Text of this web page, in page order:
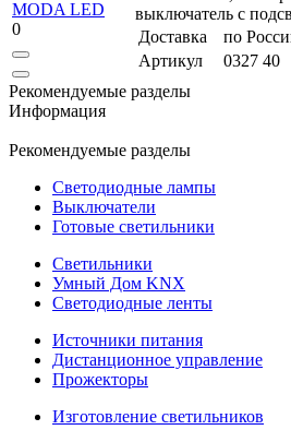
0
выключатель с
Доставка
по
Артикул
0327 40
Рекомендуемые разделы
Информация
Рекомендуемые разделы
Светодиодные лампы
Выключатели
Готовые светильники
Светильники
Умный Дом KNX
Светодиодные ленты
Источники питания
Дистанционное управление
Прожекторы
Изготовление светильников